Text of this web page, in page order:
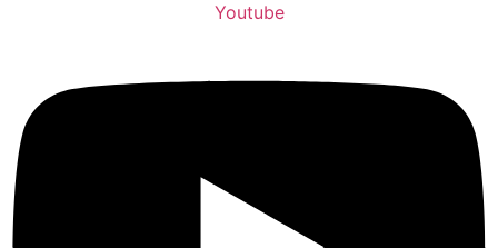
Youtube